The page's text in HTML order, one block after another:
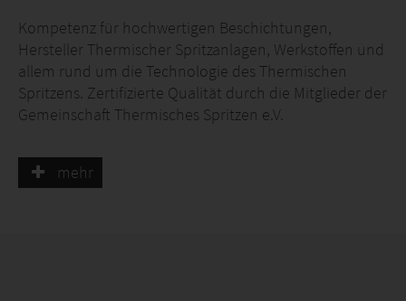
Kompetenz für hochwertigen Beschichtungen,
Hersteller Thermischer Spritzanlagen, Werkstoffen und
allem rund um die Technologie des Thermischen
Spritzens. Zertifizierte Qualität durch die Mitglieder der
Gemeinschaft Thermisches Spritzen e.V.
mehr